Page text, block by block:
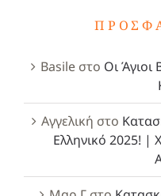
Basileστο Οι Άγιοι
Αγγελική στο
Ελληνικό 2025! |